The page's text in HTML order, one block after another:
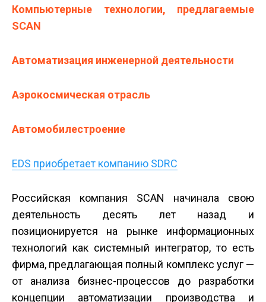
Компьютерные технологии, предлагаемые
SCAN
Автоматизация инженерной деятельности
Аэрокосмическая отрасль
Автомобилестроение
EDS приобретает компанию SDRC
Российская компания SCAN начинала свою
деятельность десять лет назад и
позиционируется на рынке информационных
технологий как системный интегратор, то есть
фирма, предлагающая полный комплекс услуг —
от анализа бизнес-процессов до разработки
концепции автоматизации производства и